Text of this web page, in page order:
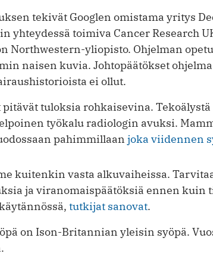
tekivät Googlen omistama yritys
yhteydessä toimiva Cancer Research
Northwestern-yliopisto. Ohjelman
naisen kuvia. Johtopäätökset
ei ollut.
tuloksia rohkaisevina.
työkalu radiologin avuksi.
pahimmillaan joka viidennen
kuitenkin vasta alkuvaiheissa.
ja viranomaispäätöksiä ennen kuin
tutkijat sanovat.
on Ison-Britannian yleisin syöpä.